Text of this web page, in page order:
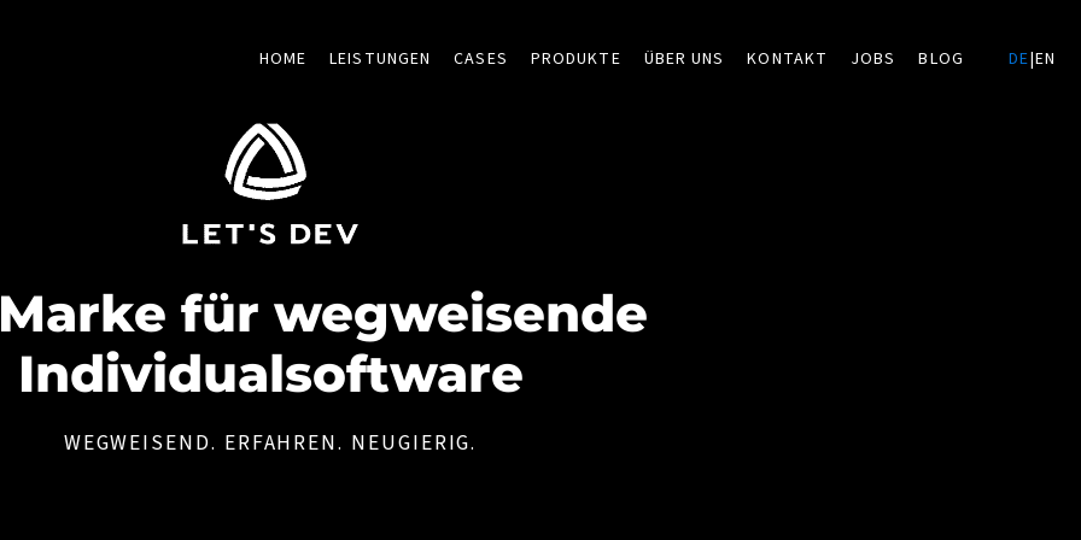
HOME LEISTUNGEN CASES PRODUKTE ÜBER UNS KONTAKT JOBS BLOG DE|EN
für weg­weisende
Individual­software
WEGWEISEND. ERFAHREN. NEUGIERIG.